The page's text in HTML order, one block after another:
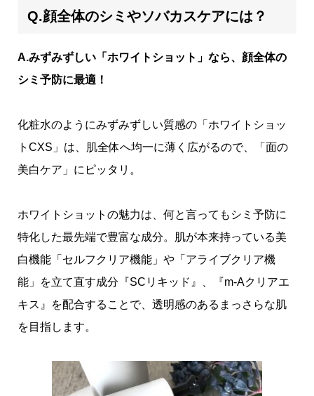
Q.顔全体のシミやソバカスケアには？
A.みずみずしい「ホワイトショット」なら、顔全体の
シミ予防に最適！
化粧水のようにみずみずしい質感の「ホワイトショッ
トCXS」は、肌全体へ均一に薄く広がるので、「面の
美白ケア」にピッタリ。
ホワイトショットの魅力は、何と言ってもシミ予防に
特化した最先端で豊富な成分。肌が本来持っている美
白機能「セルフクリア機能」や「アライブクリア機
能」を立て直す成分『SCリキッド』、『m-Aクリアエ
キス』を配合することで、透明感のあるまっさらな肌
を目指します。